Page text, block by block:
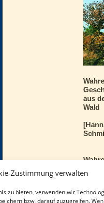
Zustimmung verwalten
zu bieten, verwenden wir
bzw. darauf zuzugreifen.
Wahre
aus
Wald
12,00€